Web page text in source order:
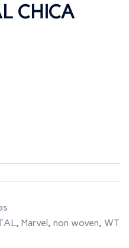
CHICA
, Marvel, non woven, WT